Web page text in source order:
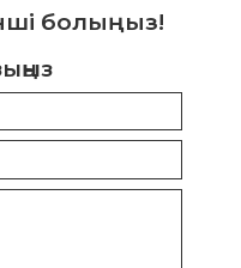
болыңыз!